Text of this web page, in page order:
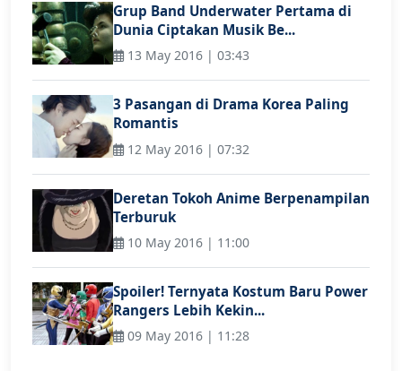
Grup Band Underwater Pertama di
Dunia Ciptakan Musik Be...
13 May 2016 | 03:43
3 Pasangan di Drama Korea Paling
Romantis
12 May 2016 | 07:32
Deretan Tokoh Anime Berpenampilan
Terburuk
10 May 2016 | 11:00
Spoiler! Ternyata Kostum Baru Power
Rangers Lebih Kekin...
09 May 2016 | 11:28